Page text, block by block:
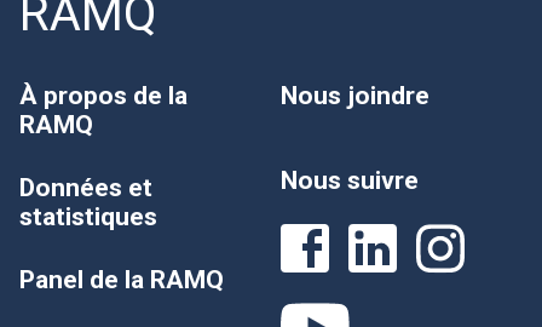
RAMQ
À propos de la
RAMQ
Données et
statistiques
Panel de la RAMQ
Nous joindre
Nous suivre